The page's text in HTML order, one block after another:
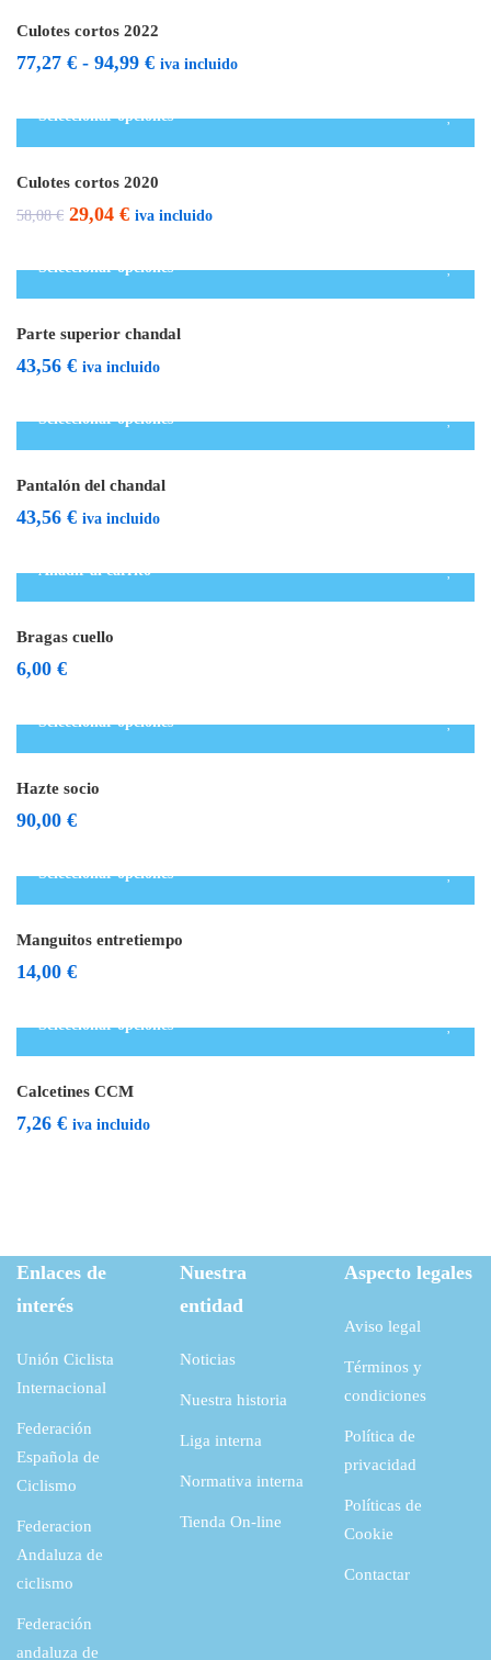
Culotes cortos 2022
77,27 € - 94,99 €Rango
94,99 €
iva incluido
Seleccionar opciones
Culotes cortos 2020
58,08€ El
original
58,08 €.
29,04 €El
actual
iva incluido
Seleccionar opciones
Parte superior chandal
43,56 € iva incluido
Seleccionar opciones
Pantalón del chandal
43,56 € iva incluido
Añadir al carrito
Bragas cuello
6,00 €
Seleccionar opciones
Hazte socio
90,00 €
Seleccionar opciones
Manguitos entretiempo
14,00 €
Seleccionar opciones
Calcetines CCM
7,26 € iva incluido
Enlaces de
interés
Unión Ciclista
Internacional
Federación
Española de
Ciclismo
Federacion
Andaluza de
ciclismo
Federación
andaluza de
Nuestra
entidad
Noticias
Nuestra historia
Liga interna
Normativa interna
Tienda On-line
Aspecto legales
Aviso legal
Términos y
condiciones
Política de
privacidad
Políticas de
Cookie
Contactar